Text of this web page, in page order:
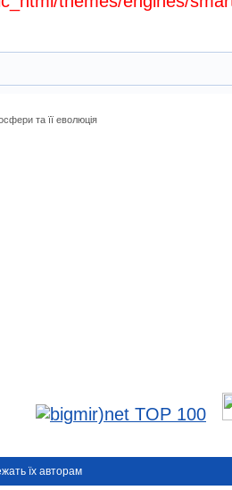
та її еволюція
їх авторам